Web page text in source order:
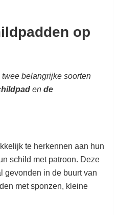
op
belangrijke soorten
en de
te herkennen aan hun
schild met patroon. Deze
gevonden in de buurt van
met sponzen, kleine